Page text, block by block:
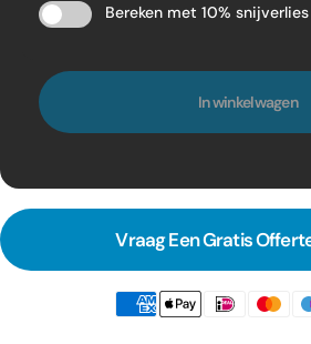
Bereken met 10% snijverlies
In winkelwagen
Vraag Een Gratis